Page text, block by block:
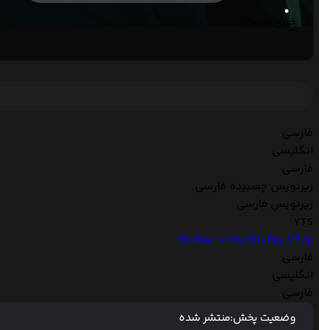
خبری نیست
فارسی
انگلیسی
فارسی
زیرنویس چسبیده فارسی
زیرنویس فارسی
YTS
BluRay 1080pBluRay 720p
فارسی
انگلیسی
فارسی
وضعیت پخش:منتشر شده